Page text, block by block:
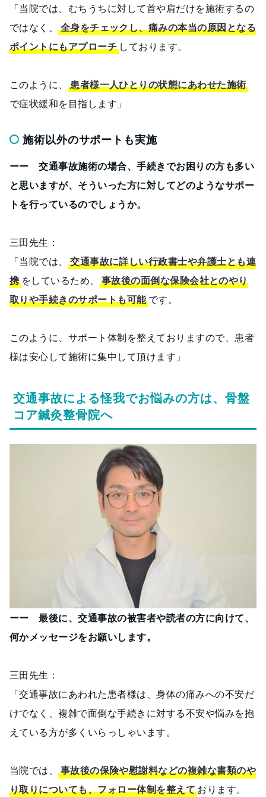
「当院では、むちうちに対して首や肩だけを施術するの
ではなく、全身をチェックし、痛みの本当の原因となる
ポイントにもアプローチ しております。
このように、
患者様一人ひとりの状態にあわせた施術
で症状緩和を目指します」
施術以外のサポートも実施
ーー 交通事故施術の場合、手続きでお困りの方も多い
と思いますが、そういった方に対してどのようなサポー
トを行っているのでしょうか。
三田先生：
「当院では、
交通事故に詳しい行政書士や弁護士とも連
携をしているため、
事故後の面倒な保険会社とのやり
取りや手続きのサポートも可能です。
このように、サポート体制を整えておりますので、患者
様は安心して施術に集中して頂けます」
交通事故による怪我でお悩みの方は、骨盤
コア鍼灸整骨院へ
ーー 最後に、交通事故の被害者や読者の方に向けて、
何かメッセージをお願いします。
三田先生：
「交通事故にあわれた患者様は、身体の痛みへの不安だ
けでなく、複雑で面倒な手続きに対する不安や悩みを抱
えている方が多くいらっしゃいます。
当院では、事故後の保険や慰謝料などの複雑な書類のや
り取りについても、フォロー体制を整えております。